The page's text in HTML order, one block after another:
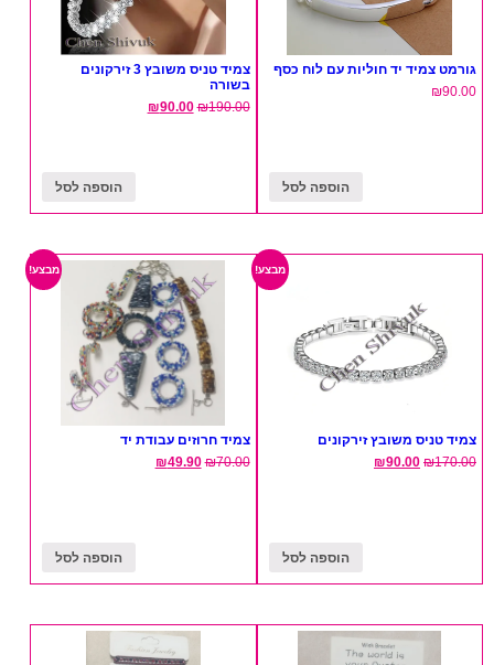
גורמט צמיד יד חוליות עם לוח כסף
₪90.00
הוספה לסל
צמיד טניס משובץ 3 זירקונים
בשורה
₪190.00
₪90.00
הוספה לסל
מבצע!
צמיד טניס משובץ זירקונים
₪170.00
₪90.00
הוספה לסל
מבצע!
צמיד חרוזים עבודת יד
₪70.00
₪49.90
הוספה לסל